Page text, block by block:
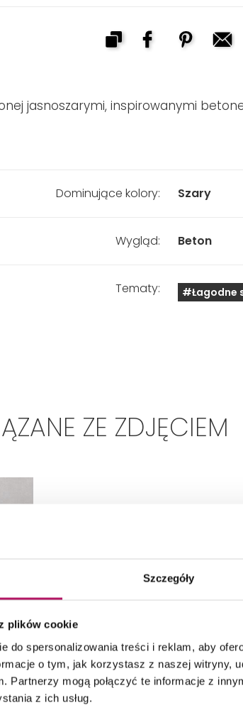
Szczegóły
plików cookie
do spersonalizowania treści i reklam, aby
o tym, jak korzystasz z naszej witryny,
Partnerzy mogą połączyć te informacje z
z ich usług.
jasnoszarymi, inspirowanymi
Dominujące kolory: Szary
Wygląd: Beton
Tematy: #Łagodne
ZE ZDJĘCIEM